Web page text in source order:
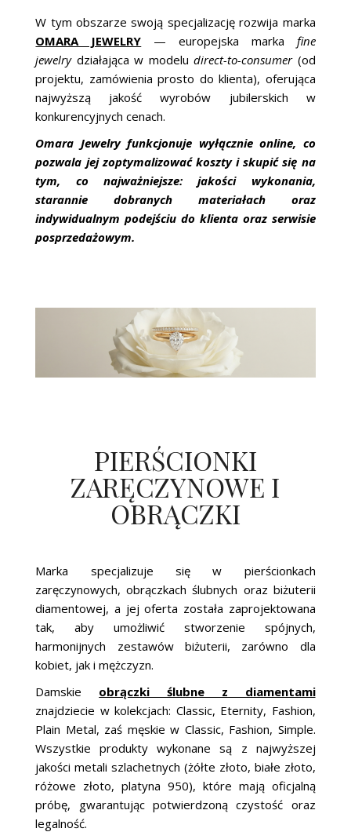
W tym obszarze swoją specjalizację rozwija marka
OMARA JEWELRY — europejska marka fine
jewelrydziałająca w modeludirect-to-consumer(od
projektu, zamówienia prosto do klienta), oferująca
najwyższą jakość wyrobów jubilerskich w
konkurencyjnych cenach.
Omara Jewelry funkcjonuje wyłącznie online, co
pozwala jej zoptymalizować koszty i skupić się na
tym, co najważniejsze: jakości wykonania,
starannie dobranych materiałach oraz
indywidualnym podejściu do klienta oraz serwisie
posprzedażowym.
PIERŚCIONKI
ZARĘCZYNOWE I
OBRĄCZKI
Marka specjalizuje się w pierścionkach
zaręczynowych, obrączkach ślubnych oraz biżuterii
diamentowej, a jej oferta została zaprojektowana
tak, aby umożliwić stworzenie spójnych,
harmonijnych zestawów biżuterii, zarówno dla
kobiet, jak i mężczyzn.
Damskie obrączki ślubne z diamentami
znajdziecie w kolekcjach: Classic, Eternity, Fashion,
Plain Metal, zaś męskie w Classic, Fashion, Simple.
Wszystkie produkty wykonane są z najwyższej
jakości metali szlachetnych (żółte złoto, białe złoto,
różowe złoto, platyna 950), które mają oficjalną
próbę, gwarantując potwierdzoną czystość oraz
legalność.